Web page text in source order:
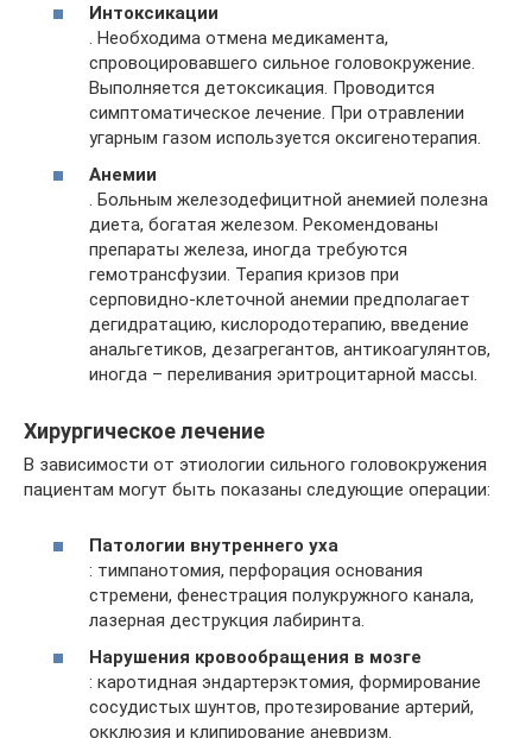
Интоксикации
. Необходима отмена медикамента,
спровоцировавшего сильное головокружение.
Выполняется детоксикация. Проводится
симптоматическое лечение. При отравлении
угарным газом используется оксигенотерапия.
Анемии
. Больным железодефицитной анемией полезна
диета, богатая железом. Рекомендованы
препараты железа, иногда требуются
гемотрансфузии. Терапия кризов при
серповидно-клеточной анемии предполагает
дегидратацию, кислородотерапию, введение
анальгетиков, дезагрегантов, антикоагулянтов,
иногда – переливания эритроцитарной массы.
Хирургическое лечение
В зависимости от этиологии сильного головокружения
пациентам могут быть показаны следующие операции:
Патологии внутреннего уха
: тимпанотомия, перфорация основания
стремени, фенестрация полукружного канала,
лазерная деструкция лабиринта.
Нарушения кровообращения в мозге
: каротидная эндартерэктомия, формирование
сосудистых шунтов, протезирование артерий,
окклюзия и клипирование аневризм.